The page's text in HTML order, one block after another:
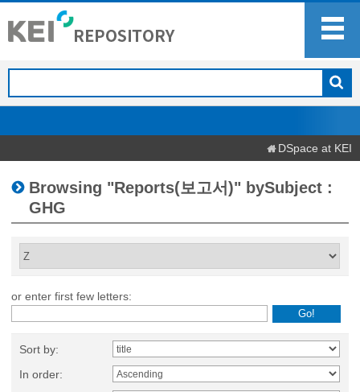
DSpace at KEI
Browsing "Reports(보고서)" bySubject :
GHG
or enter first few letters:
Sort by:
In order: